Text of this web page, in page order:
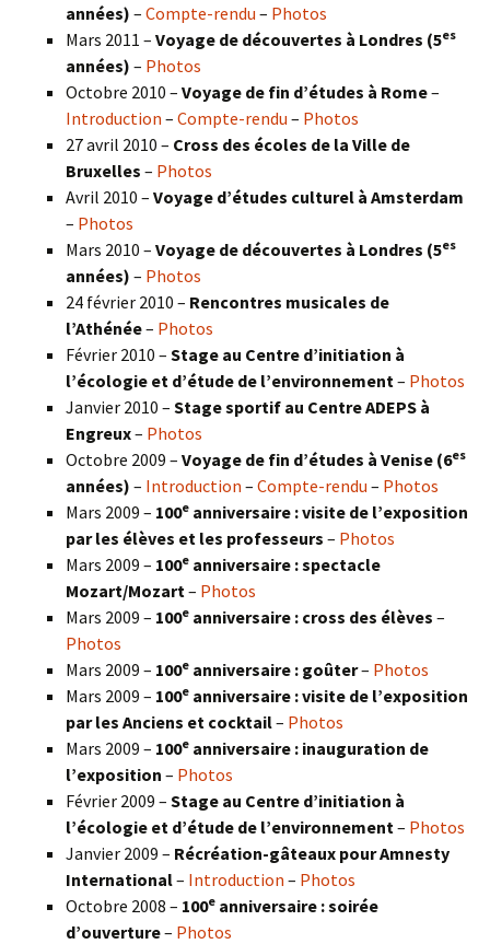
années) – Compte-rendu – Photos
Mars 2011 – Voyage de découvertes à Londres (5es
années) – Photos
Octobre 2010 – Voyage de fin d’études à Rome–
Introduction – Compte-rendu – Photos
27 avril 2010 – Cross des écoles de la Ville de
Bruxelles – Photos
Avril 2010 – Voyage d’études culturel à Amsterdam
– Photos
Mars 2010 – Voyage de découvertes à Londres (5es
années) – Photos
24 février 2010 – Rencontres musicales de
l’Athénée– Photos
Février 2010 – Stage au Centre d’initiation à
l’écologie et d’étude de l’environnement – Photos
Janvier 2010 – Stage sportif au Centre ADEPS à
Engreux– Photos
Octobre 2009 – Voyage de fin d’études à Venise (6es
années) – Introduction – Compte-rendu – Photos
Mars 2009 – 100e anniversaire : visite de l’exposition
par les élèves et les professeurs – Photos
Mars 2009 – 100e anniversaire : spectacle
Mozart/Mozart – Photos
Mars 2009 – 100e anniversaire : cross des élèves –
Photos
Mars 2009 – 100e anniversaire : goûter– Photos
Mars 2009 – 100e anniversaire : visite de l’exposition
par les Anciens et cocktail– Photos
Mars 2009 – 100e anniversaire : inauguration de
l’exposition – Photos
Février 2009 – Stage au Centre d’initiation à
l’écologie et d’étude de l’environnement – Photos
Janvier 2009 – Récréation-gâteaux pour Amnesty
International– Introduction – Photos
Octobre 2008 – 100e anniversaire : soirée
d’ouverture– Photos